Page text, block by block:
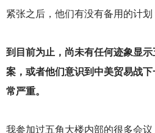
紧张之后，他们有没有备用的计划
到目前为止，尚未有任何迹象显
案，或者他们意识到中美贸易战
常严重。
我参加过五角大楼内部的很多会